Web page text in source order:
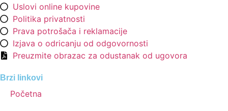
Uslovi online kupovine
Politika privatnosti
Prava potrošača i reklamacije
Izjava o odricanju od odgovornosti
Preuzmite obrazac za odustanak od ugovora
Brzi linkovi
Početna